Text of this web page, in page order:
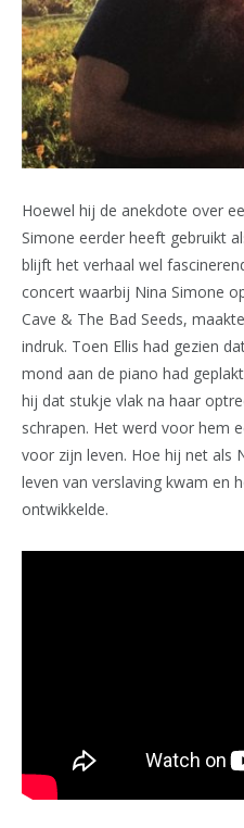
Hoewel hij de anekdote over
Simone eerder heeft gebruikt
blijft het verhaal wel
concert waarbij Nina Simone
Cave & The Bad Seeds,
indruk. Toen Ellis had gezien
mond aan de piano had
hij dat stukje vlak na haar
schrapen. Het werd voor hem
voor zijn leven. Hoe hij net als
leven van verslaving kwam en
ontwikkelde.